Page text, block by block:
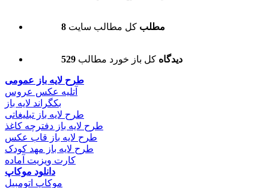
8 مطلب کل مطالب سایت
529 دیدگاه کل باز خورد مطالب
طرح لایه باز عمومی
آتلیه عکس عروس
بکگراند لایه باز
طرح لایه باز تبلیغاتی
طرح لایه باز دفترچه کاغذ
طرح لایه باز قاب عکس
طرح لایه باز مهد کودک
کارت ویزیت آماده
دانلود موکاپ
موکاپ اتومبیل